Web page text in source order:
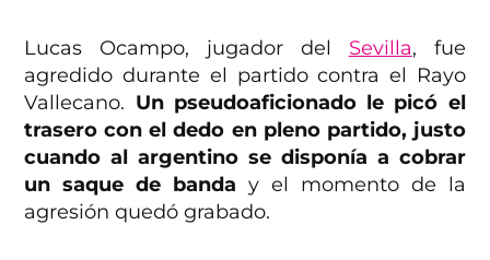
Lucas Ocampo, jugador del Sevilla, fue
agredido durante el partido contra el Rayo
Vallecano. Un pseudoaficionado le picó el
trasero con el dedo en pleno partido, justo
cuando al argentino se disponía a cobrar
un saque de banda y el momento de la
agresión quedó grabado.